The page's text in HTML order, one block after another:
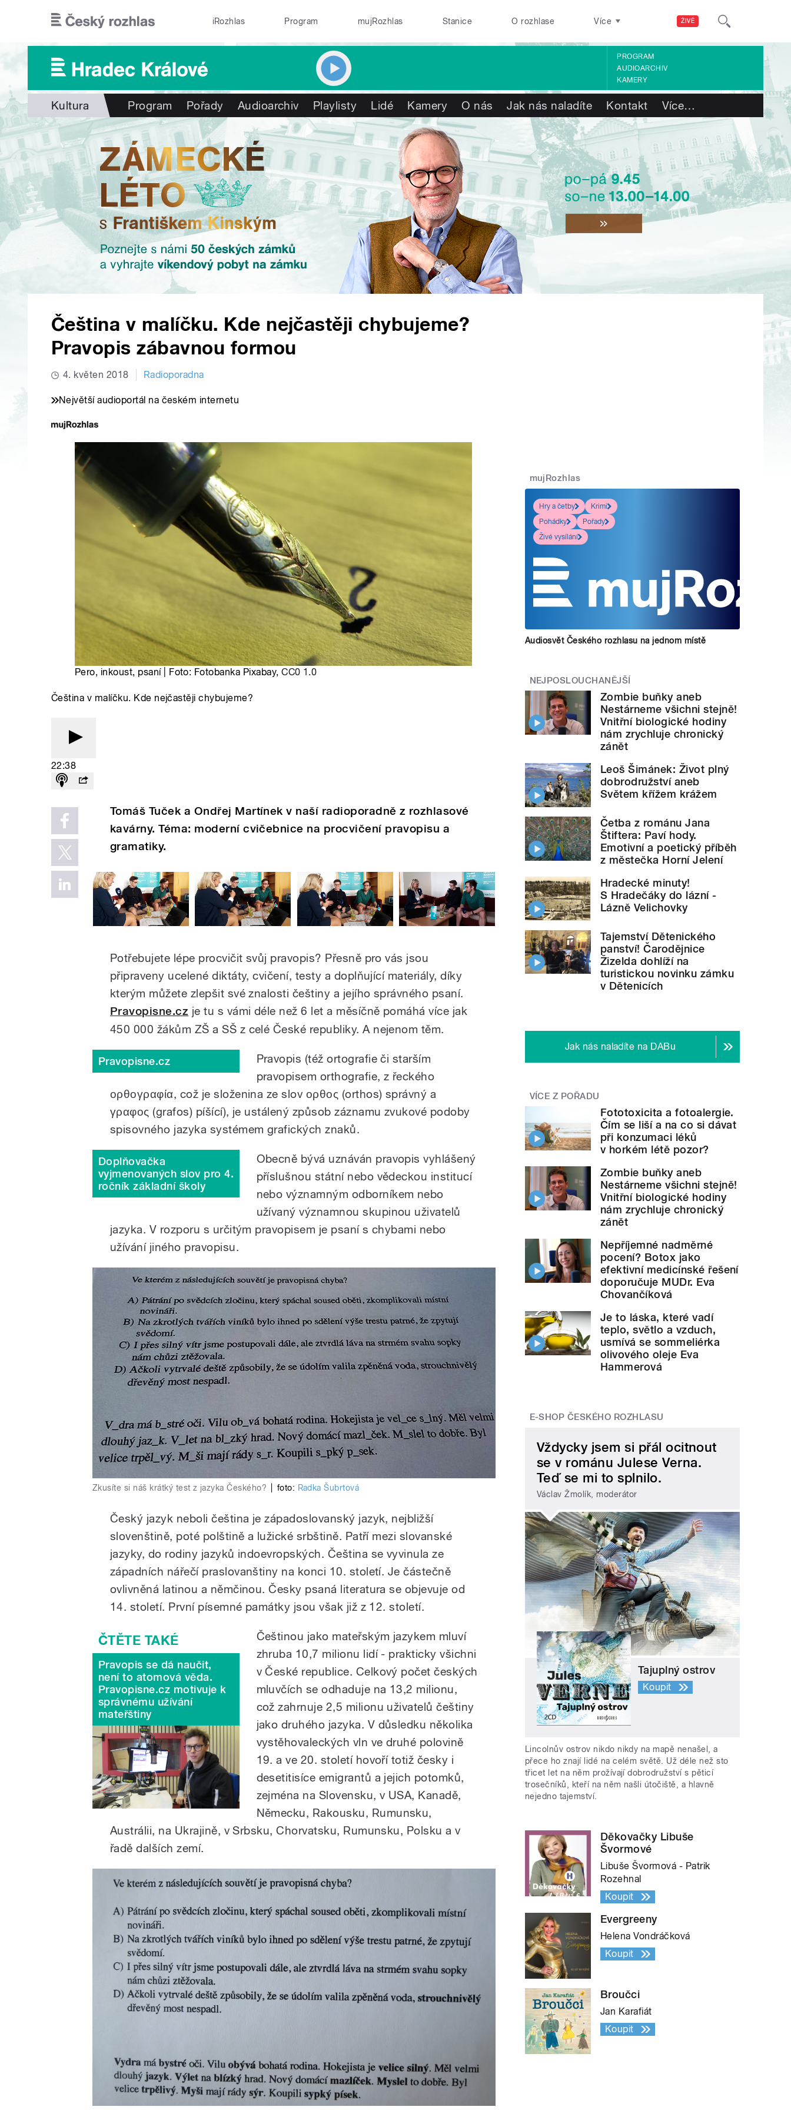
ŽIVĚ
iRozhlas Program mujRozhlas Stanice O rozhlase Více
PROGRAM
AUDIOARCHIV
KAMERY
Kultura Program Pořady Audioarchiv Playlisty Lidé Kamery O nás Jak nás naladíte Kontakt Více…
Čeština v malíčku. Kde nejčastěji chybujeme?
Pravopis zábavnou formou
4. květen 2018 Radioporadna
Největší audioportál na českém internetu
Pero, inkoust, psaní | Foto: Fotobanka Pixabay,CC0 1.0
Čeština v malíčku. Kde nejčastěji chybujeme?
22:38
Tomáš Tuček a Ondřej Martínek v naší radioporadně z rozhlasové
kavárny. Téma: moderní cvičebnice na procvičení pravopisu a
gramatiky.
Potřebujete lépe procvičit svůj pravopis? Přesně pro vás jsou
připraveny ucelené diktáty, cvičení, testy a doplňující materiály, díky
kterým můžete zlepšit své znalosti češtiny a jejího správného psaní.
Pravopisne.cz je tu s vámi déle než 6 let a měsíčně pomáhá více jak
450 000 žákům ZŠ a SŠ z celé České republiky. A nejenom těm.
Pravopisne.cz
Pravopis (též ortografie či starším
pravopisem orthografie, z řeckého
ορθογραφία, což je složenina ze slov ορθος (orthos) správný a
γραφος (grafos) píšící), je ustálený způsob záznamu zvukové podoby
spisovného jazyka systémem grafických znaků.
Doplňovačka
vyjmenovaných slov pro 4.
ročník základní školy
Obecně bývá uznáván pravopis vyhlášený
příslušnou státní nebo vědeckou institucí
nebo významným odborníkem nebo
užívaný významnou skupinou uživatelů
jazyka. V rozporu s určitým pravopisem je psaní s chybami nebo
užívání jiného pravopisu.
Zkusíte si náš krátký test z jazyka Českého? foto: Radka Šubrtová
Český jazyk neboli čeština je západoslovanský jazyk, nejbližší
slovenštině, poté polštině a lužické srbštině. Patří mezi slovanské
jazyky, do rodiny jazyků indoevropských. Čeština se vyvinula ze
západních nářečí praslovanštiny na konci 10. století. Je částečně
ovlivněná latinou a němčinou. Česky psaná literatura se objevuje od
14. století. První písemné památky jsou však již z 12. století.
Pravopis se dá naučit,
není to atomová věda.
Pravopisne.cz motivuje k
správnému užívání
mateřštiny
Češtinou jako mateřským jazykem mluví
zhruba 10,7 milionu lidí - prakticky všichni
v České republice. Celkový počet českých
mluvčích se odhaduje na 13,2 milionu,
což zahrnuje 2,5 milionu uživatelů češtiny
jako druhého jazyka. V důsledku několika
vystěhovaleckých vln ve druhé polovině
19. a ve 20. století hovoří totiž česky i
desetitisíce emigrantů a jejich potomků,
zejména na Slovensku, v USA, Kanadě,
Německu, Rakousku, Rumunsku,
Austrálii, na Ukrajině, v Srbsku, Chorvatsku, Rumunsku, Polsku a v
řadě dalších zemí.
mujRozhlas
Hry a četby
Krimi
Pohádky
Pořady
Živé vysílání
Audiosvět Českého rozhlasu na jednom místě
NEJPOSLOUCHANĚJŠÍ
Zombie buňky aneb
Nestárneme všichni stejně!
Vnitřní biologické hodiny
nám zrychluje chronický
zánět
Leoš Šimánek: Život plný
dobrodružství aneb
Světem křížem krážem
Četba z románu Jana
Štiftera: Paví hody.
Emotivní a poetický příběh
z městečka Horní Jelení
Hradecké minuty!
S Hradečáky do lázní -
Lázně Velichovky
Tajemství Dětenického
panství! Čarodějnice
Žizelda dohlíží na
turistickou novinku zámku
v Dětenicích
Jak nás naladíte na DABu
VÍCE Z POŘADU
Fototoxicita a fotoalergie.
Čím se liší a na co si dávat
při konzumaci léků
v horkém létě pozor?
Zombie buňky aneb
Nestárneme všichni stejně!
Vnitřní biologické hodiny
nám zrychluje chronický
zánět
Nepříjemné nadměrné
pocení? Botox jako
efektivní medicínské řešení
doporučuje MUDr. Eva
Chovančíková
Je to láska, které vadí
teplo, světlo a vzduch,
usmívá se sommeliérka
olivového oleje Eva
Hammerová
E-SHOP ČESKÉHO ROZHLASU
Vždycky jsem si přál ocitnout
se v románu Julese Verna.
Teď se mi to splnilo.
Václav Žmolík, moderátor
Tajuplný ostrov
Koupit
Lincolnův ostrov nikdo nikdy na mapě nenašel, a
přece ho znají lidé na celém světě. Už déle než sto
třicet let na něm prožívají dobrodružství s pěticí
trosečníků, kteří na něm našli útočiště, a hlavně
nejedno tajemství.
Děkovačky Libuše
Švormové
Libuše Švormová - Patrik
Rozehnal
Koupit
Evergreeny
Helena Vondráčková
Koupit
Broučci
Jan Karafiát
Koupit